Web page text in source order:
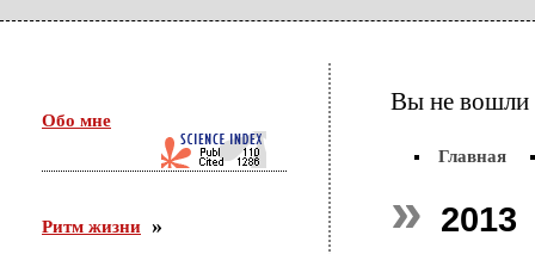
26 февраля в г. Орехово-Зуево состоялся круглый
стол по проекту «Сетевое научно-педагогическое
партнерство». Участники — ФГБНУ «ИИДСВ
РАО», ГОО ВПО «ГГТУ», Управление образования
г.о. Орехово-Зуево
25.12.2015
Обо мне
Ритм жизни
Вы не вошли
Главная
2013